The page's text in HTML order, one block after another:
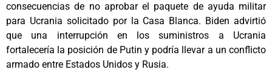
consecuencias de no aprobar el paquete de ayuda militar
para Ucrania solicitado por la Casa Blanca. Biden advirtió
que una interrupción en los suministros a Ucrania
fortalecería la posición de Putin y podría llevar a un conflicto
armado entre Estados Unidos y Rusia.